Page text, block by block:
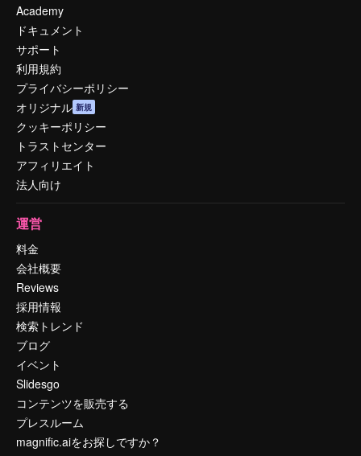
Academy
ドキュメント
サポート
利用規約
プライバシーポリシー
オリジナル 新規
クッキーポリシー
トラストセンター
アフィリエイト
法人向け
運営
料金
会社概要
Reviews
採用情報
検索トレンド
ブログ
イベント
Slidesgo
コンテンツを販売する
プレスルーム
magnific.aiをお探しですか？